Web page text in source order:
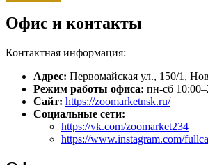
Офис и контакты
Контактная информация:
Адрес: Первомайская ул., 150/1,
Режим работы офиса: пн-сб
Сайт: https://zoomarketnsk.ru/
Социальные сети:
https://vk.com/zoomarket234
https://www.instagram.com/